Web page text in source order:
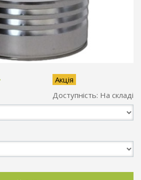
Акція
Доступність: На складі